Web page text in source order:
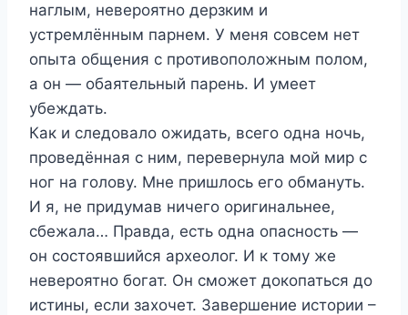
наглым, невероятно дерзким и
устремлённым парнем. У меня совсем нет
опыта общения с противоположным полом,
а он — обаятельный парень. И умеет
убеждать.
Как и следовало ожидать, всего одна ночь,
проведённая с ним, перевернула мой мир с
ног на голову. Мне пришлось его обмануть.
И я, не придумав ничего оригинальнее,
сбежала… Правда, есть одна опасность —
он состоявшийся археолог. И к тому же
невероятно богат. Он сможет докопаться до
истины, если захочет. Завершение истории –